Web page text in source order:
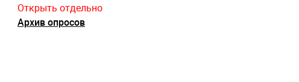
Открыть отдельно
Архив опросов